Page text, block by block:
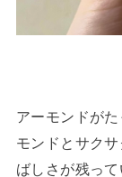
アーモンドが
モンドとサク
ばしさが残っ